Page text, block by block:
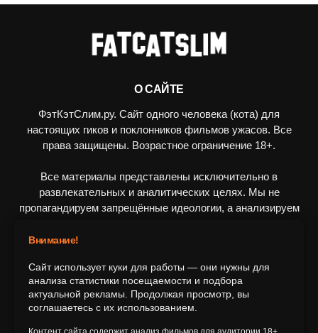
О САЙТЕ
ФэтКэтСлим.ру. Сайт одного человека (кота) для
настоящих гиков и поклонников фильмов ужасов. Все
права защищены. Возрастное ограничение 18+.
Все материалы представлены исключительно в
развлекательных и аналитических целях. Мы не
пропагандируем запрещённые идеологии, а анализируем
ПОДПИШИТЕСЬ НА НАС
Внимание!
Сайт использует куки для работы — они нужны для
анализа статистики посещаемости и подбора
актуальной рекламы. Продолжая просмотр, вы
соглашаетесь с их использованием.